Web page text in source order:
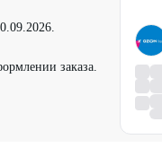
заказа.